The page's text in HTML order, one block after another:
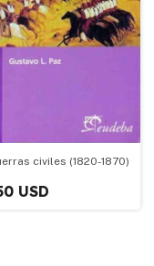
civiles (1820-1870)
USD